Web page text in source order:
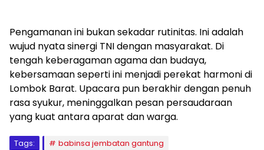
Pengamanan ini bukan sekadar rutinitas. Ini adalah
wujud nyata sinergi TNI dengan masyarakat. Di
tengah keberagaman agama dan budaya,
kebersamaan seperti ini menjadi perekat harmoni di
Lombok Barat. Upacara pun berakhir dengan penuh
rasa syukur, meninggalkan pesan persaudaraan
yang kuat antara aparat dan warga.
Tags:
babinsa jembatan gantung